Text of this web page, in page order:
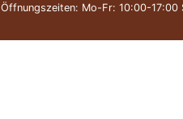
Öffnungszeiten: Mo-Fr: 10:00-17:00